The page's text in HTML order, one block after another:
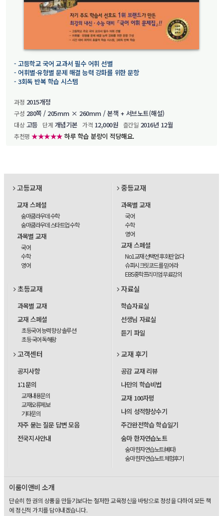
- 고등학교 국어 교과서 필수 어휘 선별
- 어휘별·유형별 문제 해결 능력 강화를 위한 문항
- 3회독 반복 학습 시스템
과정 2015개정
구성 280쪽 / 205mm × 260mm / 본책 + 서브노트(해설)
대상 고등 단계 개념기본 가격 12,000원 츨간일 2016년 12월
추천평 ★★★★★하루 학습 분량이 적당해요.
고등교재
교재 스페셜
숨마쿰라우데 수학
숨마쿰라우데 스타트업 수학
과목별 교재
국어
수학
영어
중등교재
과목별 교재
국어
수학
영어
교재 스페셜
No1교재 선택엔 후회란 없다
슈퍼시크릿코드를 믿어라
EBS중학프리미엄 무료강의
초등교재
과목별 교재
교재 스페셜
초등국어 능력 향상 솔루션
초등 국어 독해왕
자료실
학습자료실
선생님 자료실
듣기 파일
고객센터
공지사항
1:1문의
교재내용문의
교재오류제보
기타문의
자주 묻는 질문 답변 모음
전국지사안내
교재 후기
공감 교재 리뷰
나만의 학습비법
교재 100자평
나의 성적향상수기
주간완전학습 학습일기
숨마 한자연습노트
숨마 한자연습노트(베타)
숨마 한자연습노트 체험후기
이룸이앤비 소개
단순히 한 권의 상품을 만들기보다는 철저한 교육정신을 바탕으로 정성을 다하여 모든 책
에 정신적 가치를 담아내겠습니다.